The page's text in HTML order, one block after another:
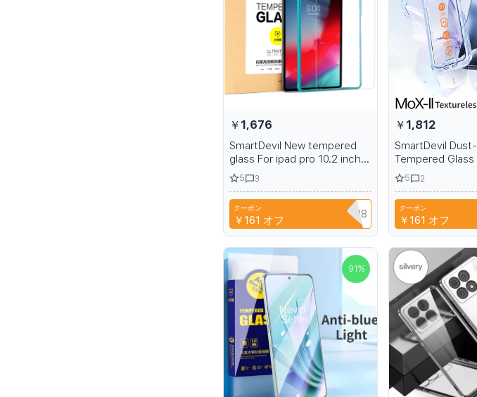
￥1,676
SmartDevil New tempered
glass For ipad pro 10.2 inch
screen protectine Film HD
definition protector tablet
film
5 3
クーポン
￥161 オフ CYPQ3XAVLEH8
￥1,812
SmartDevil
Tempered Glass
iPhone 15 Pro
Screen
15 with Quick
5 2
クーポン
￥161 オフ
91 %